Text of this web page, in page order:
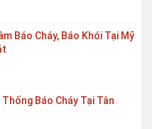
Báo Cháy, Báo Khói Tại Mỹ
Báo Cháy Tại Tân